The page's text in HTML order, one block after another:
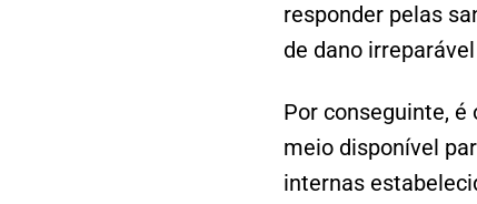
responder pelas
de dano
Por conseguinte,
meio disponível
internas